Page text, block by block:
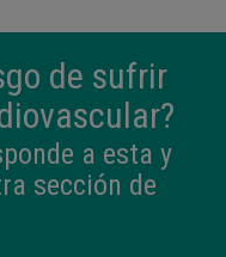
de sufrir
a esta y
sección de